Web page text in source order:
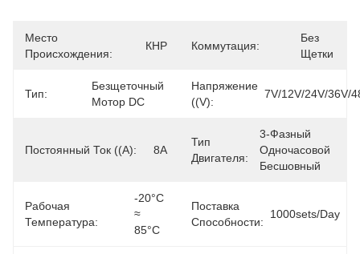
Место
Происхождения:
КНР Коммутация:
Без
Щетки
Тип:
Безщеточный
Мотор DC
Напряжение
((v):
7V/12V/24V/36V/
Постоянный Ток ((А): 8A
Тип
Двигателя:
3-Фазный
Одночасовой
Бесшовный
Рабочая
Температура:
-20°C
≈
85°C
Поставка
Способности:
1000sets/day